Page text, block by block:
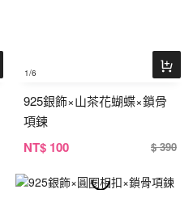
1/6
925銀飾×山茶花蝴蝶×鎖骨
項鍊
NT$ 100 $ 390